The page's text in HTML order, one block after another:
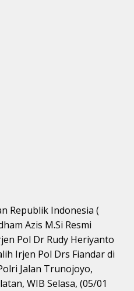
Republik Indonesia (
Azis M.Si Resmi
Pol Dr Rudy Heriyanto
Irjen Pol Drs Fiandar di
Jalan Trunojoyo,
WIB Selasa, (05/01